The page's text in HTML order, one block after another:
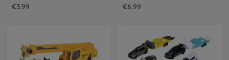
€3.99
€6.99